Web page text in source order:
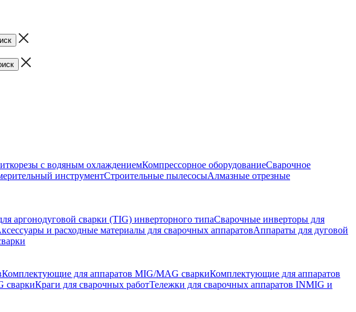
с водяным охлаждениемКомпрессорное оборудованиеСварочное
инструментСтроительные пылесосыАлмазные отрезные
аргонодуговой сварки (TIG) инверторного типаСварочные инверторы для
и расходные материалы для сварочных аппаратовАппараты для дуговой
Комплектующие для аппаратов MIG/MAG сваркиКомплектующие для аппаратов
сваркиКраги для сварочных работТележки для сварочных аппаратов INMIG и